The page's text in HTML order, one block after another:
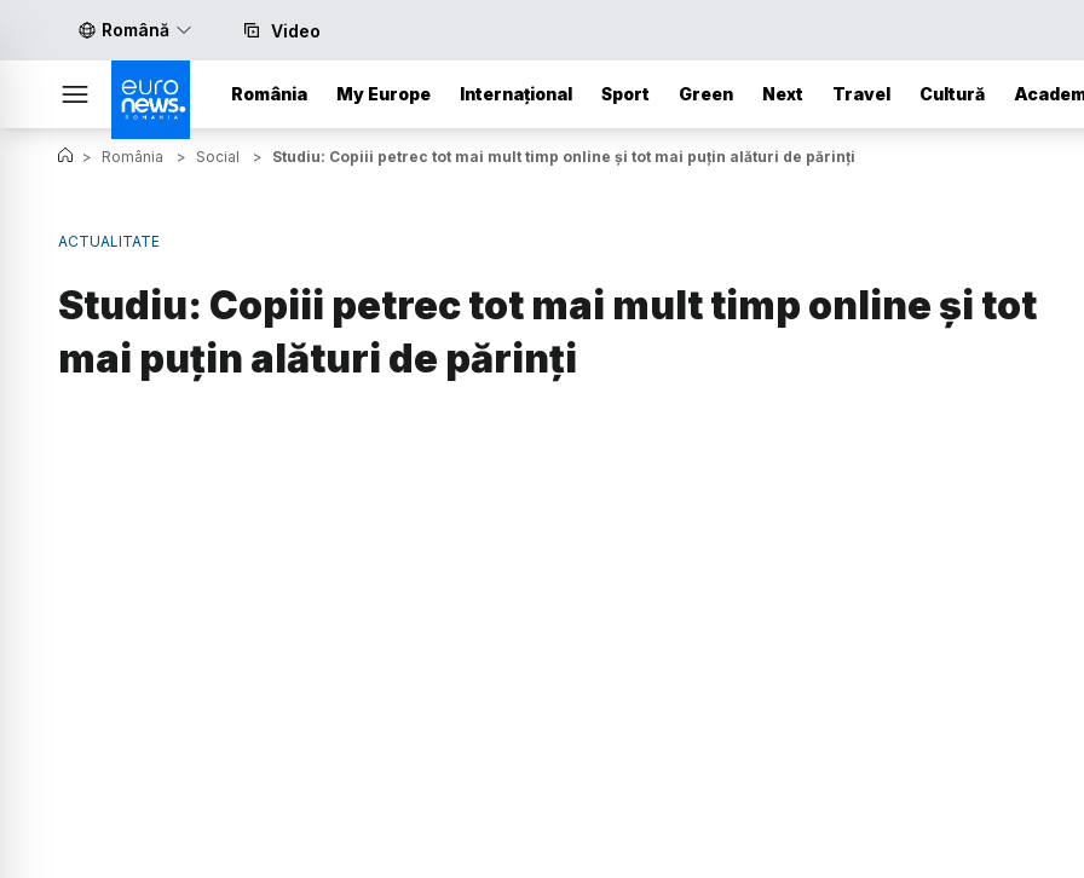
Română Video
România My Europe Internațional Sport Green Next Travel Cultură
> România > Social > Studiu: Copiii petrec tot mai mult timp online și tot mai puțin alături de părinți
ACTUALITATE
Studiu: Copiii petrec tot mai mult timp online și tot
mai puțin alături de părinți